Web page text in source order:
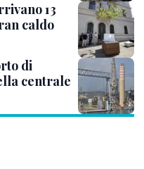
13
caldo
di
centrale